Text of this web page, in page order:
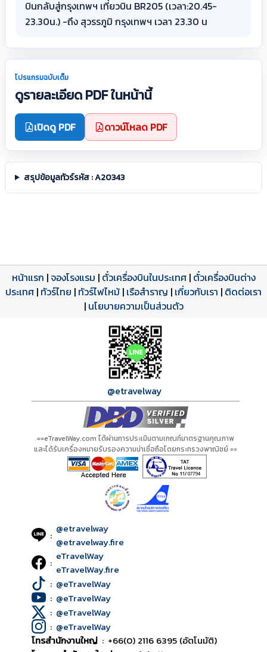
บินกลับสู่กรุงเทพฯ เที่ยวบิน BR205 (เวลา:20.45-
23.30น.) -ถึง สุวรรภูมิ กรุงเทพฯ เวลา 23.30 น
โปรแกรมฉบับเต็ม
ดูรายละเอียด PDF ในหน้านี้
เปิดดู PDF ดาวน์โหลด PDF
สรุปข้อมูลทัวร์รหัส : A20343
โปรแกรมทัวร์
ดาวน์โหลด PDF
รีวิวลูกค้าจริง
รีวิวจาก eTravelWay
เปิดหน้าเต็ม
ใบอนุญาตนำเที่ยว
เลขที่ 11/11450
เปิดหน้าเต็ม
หน้าแรก |จองโรงแรม | ตั๋วเครื่องบินในประเทศ| ตั๋วเครื่องบินต่าง
ประเทศ | ทัวร์ไทย | ทัวร์ไฟไหม้ | เรือสำราญ | เกี่ยวกับเรา | ติดต่อเรา
| นโยบายความเป็นส่วนตัว
@etravelway
==eTravelWay.com ได้ผ่านการประเมินตามเกณฑ์มาตรฐานคุณภาพ
และได้รับเครื่องหมายรับรองความน่าเชื่อถือโดยกระทรวงพาณิชย์ ==
: @etravelway
@etravelway.fire
: eTravelWay
eTravelWay.fire
: @eTravelWay
: @eTravelWay
: @eTravelWay
: @eTravelWay
โทรสำนักงานใหญ่ : +66(0) 2116 6395 (อัตโนมัติ)